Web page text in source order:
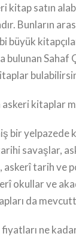
kitap satın
Bunların
büyük
bulunan Sahaf
kitaplar
bir yelpazede
savaşlar,
askerî tarih ve
okullar ve
da
ne